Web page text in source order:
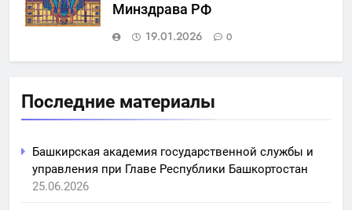
Минздрава РФ
19.01.2026
0
Последние материалы
Башкирская академия государственной службы и
управления при Главе Республики Башкортостан
25.06.2026